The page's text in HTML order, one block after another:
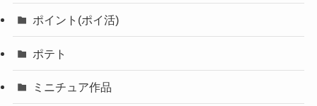
ポイント(ポイ活)
ポテト
ミニチュア作品